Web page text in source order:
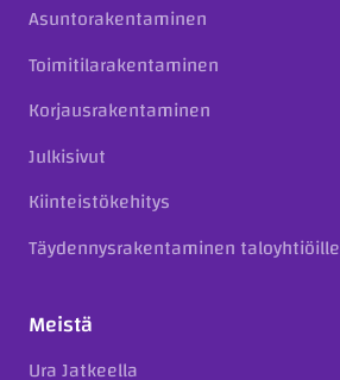
Asuntorakentaminen
Toimitilarakentaminen
Korjausrakentaminen
Julkisivut
Kiinteistökehitys
Täydennysrakentaminen taloyhtiöille
Meistä
Ura Jatkeella